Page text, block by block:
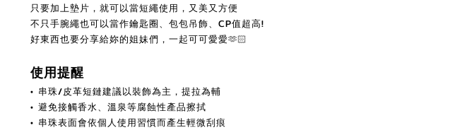
只要加上墊片，就可以當短繩使用，又美又方便
不只手腕繩也可以當作鑰匙圈、包包吊飾、CP值超高!
好東西也要分享給妳的姐妹們，一起可可愛愛🫶🏻
使用提醒
• 串珠/皮革短鏈建議以裝飾為主， 提拉為輔
• 避免接觸香水、溫泉等腐蝕性產品擦拭
• 串珠表面會依個人使用習慣而產生輕微刮痕